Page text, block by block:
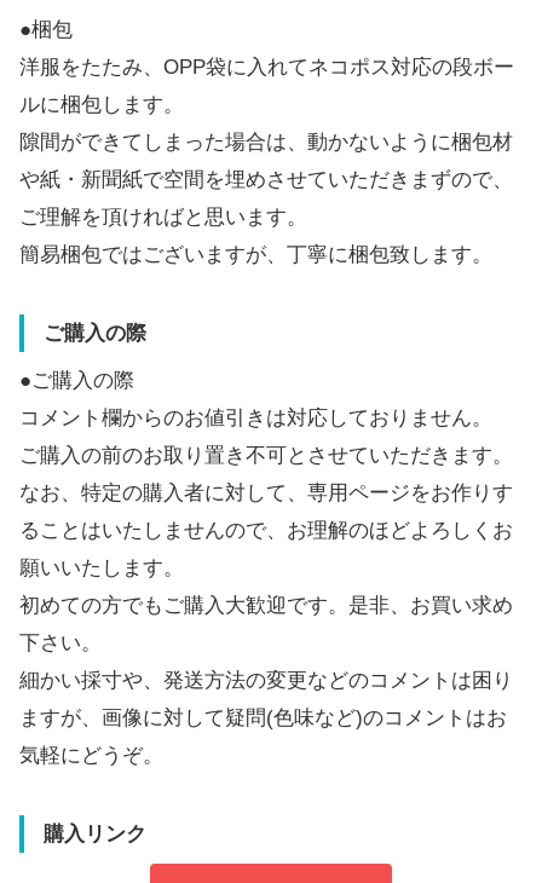
●梱包
洋服をたたみ、OPP袋に入れてネコポス対応の段ボー
ルに梱包します。
隙間ができてしまった場合は、動かないように梱包材
や紙・新聞紙で空間を埋めさせていただきまずので、
ご理解を頂ければと思います。
簡易梱包ではございますが、丁寧に梱包致します。
ご購入の際
●ご購入の際
コメント欄からのお値引きは対応しておりません。
ご購入の前のお取り置き不可とさせていただきます。
なお、特定の購入者に対して、専用ページをお作りす
ることはいたしませんので、お理解のほどよろしくお
願いいたします。
初めての方でもご購入大歓迎です。是非、お買い求め
下さい。
細かい採寸や、発送方法の変更などのコメントは困り
ますが、画像に対して疑問(色味など)のコメントはお
気軽にどうぞ。
購入リンク